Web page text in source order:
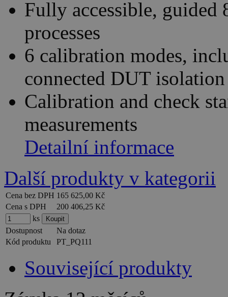
Fully accessible, guided
processes
6 calibration modes,
connected DUT isolation
Calibration and check
measurements
Detailní informace
Další produkty v kategorii
Cena bez DPH 165 625,00 Kč
Cena s DPH
200 406,25 Kč
ks
Dostupnost
Na dotaz
Kód produktu
PT_PQ111
Související produkty